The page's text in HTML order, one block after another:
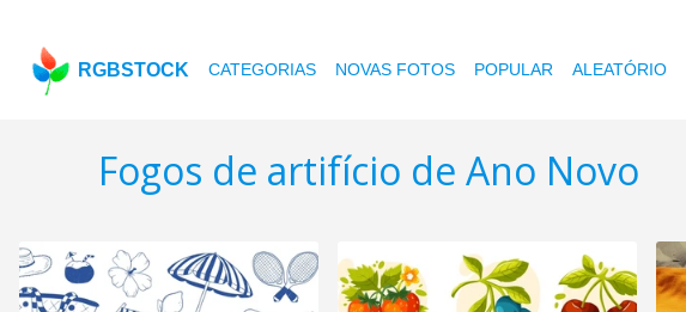
RGBSTOCK CATEGORIAS NOVAS FOTOS POPULAR ALEATÓRIO
Fogos de artifício de Ano Novo